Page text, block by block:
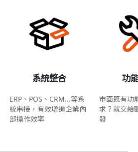
系統整合
ERP、POS、CRM...等系
統串接，有效增進企業內
部操作效率
功
市面既有功
求？就交給
發